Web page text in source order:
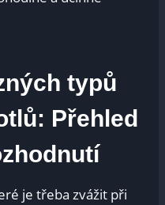
typů
Přehled
je třeba zvážit při